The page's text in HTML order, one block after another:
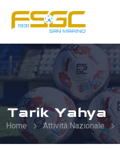
Tarik Yahya
Home Attività Nazionale